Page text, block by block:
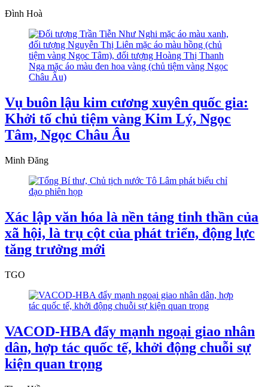
Đình Hoà
Vụ buôn lậu kim cương xuyên quốc gia:
Khởi tố chủ tiệm vàng Kim Lý, Ngọc
Tâm, Ngọc Châu Âu
Minh Đăng
Xác lập văn hóa là nền tảng tinh thần của
xã hội, là trụ cột của phát triển, động lực
tăng trưởng mới
TGO
VACOD-HBA đẩy mạnh ngoại giao nhân
dân, hợp tác quốc tế, khởi động chuỗi sự
kiện quan trọng